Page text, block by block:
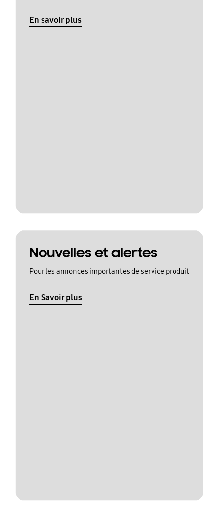
En savoir plus
Nouvelles et alertes
Pour les annonces importantes de service produit
En Savoir plus